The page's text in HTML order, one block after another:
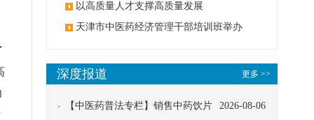
以高质量人才支撑高质量发展
天津市中医药经济管理干部培训班举办
更多 >>
深度报道
2026-08-06
【中医药普法专栏】销售中药饮片